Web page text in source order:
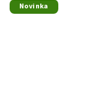
Novinka